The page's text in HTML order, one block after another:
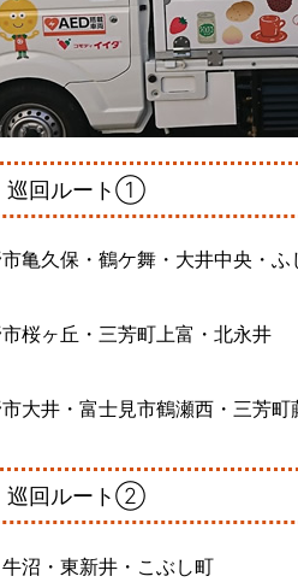
巡回ルート①
亀久保・鶴ケ舞・大井中央・ふ
桜ヶ丘・三芳町上富・北永井
大井・富士見市鶴瀬西・三芳町
巡回ルート②
沼・東新井・こぶし町